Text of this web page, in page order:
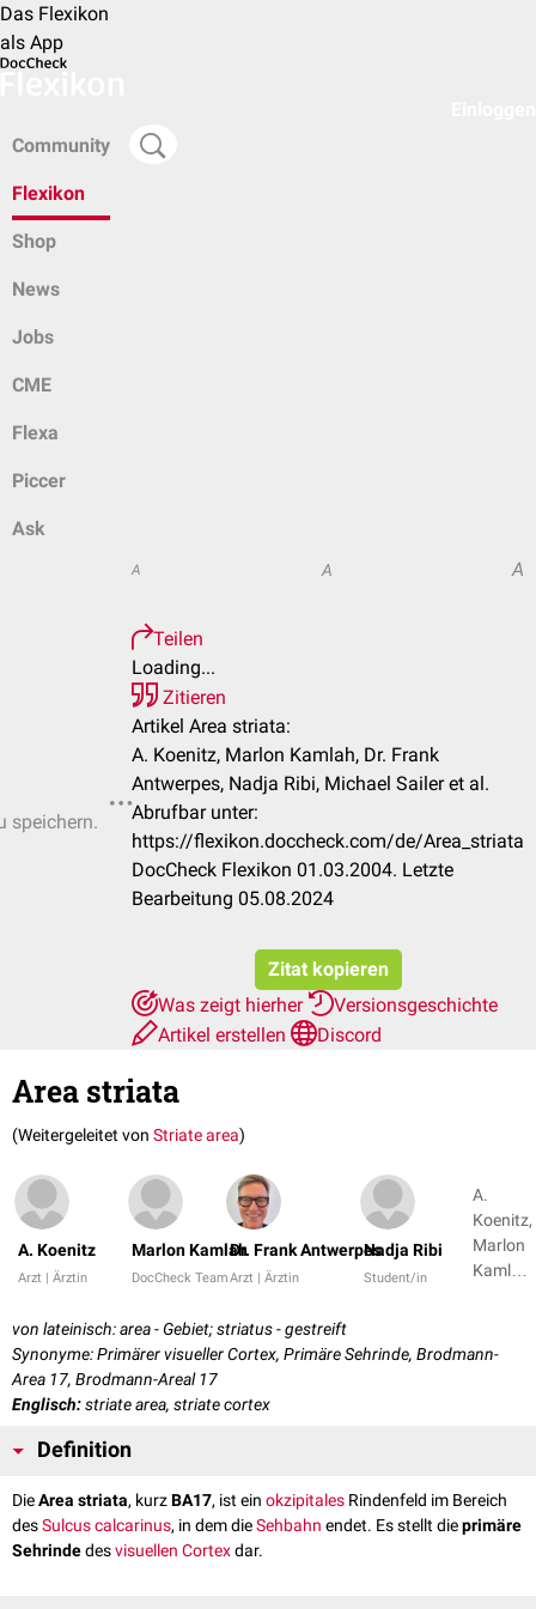
Das Flexikon
als App
Community
Flexikon
Shop
News
Jobs
CME
Flexa
Piccer
Ask
speichern.
A A A
Teilen
Loading...
Zitieren
Artikel Area striata:
A. Koenitz, Marlon Kamlah, Dr. Frank
Antwerpes, Nadja Ribi, Michael Sailer et al.
Abrufbar unter:
https://flexikon.doccheck.com/de/Area_striata
DocCheck Flexikon 01.03.2004. Letzte
Bearbeitung 05.08.2024
Zitat kopieren
Was zeigt hierher
Versionsgeschichte
Artikel erstellen
Discord
Area striata
(Weitergeleitet von Striate area)
A. Koenitz
Arzt | Ärztin
Marlon Kamlah
DocCheck Team
Dr. Frank Antwerpes
Arzt | Ärztin
Nadja Ribi
Student/in
A.
Koenitz,
Marlon
Kamlah
von lateinisch: area - Gebiet; striatus - gestreift
Synonyme: Primärer visueller Cortex, Primäre Sehrinde, Brodmann-
Area 17, Brodmann-Areal 17
Englisch:striate area, striate cortex
Definition
DieArea striata, kurzBA17, ist ein okzipitales Rindenfeld im Bereich
desSulcus calcarinus, in dem dieSehbahn endet. Es stellt dieprimäre
Sehrindedesvisuellen Cortexdar.